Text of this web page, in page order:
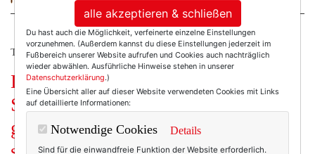
TEXTERELLA PERSÖNLICH.
Die wunderbare Leichtigkeit des
Seins: Was mich im Sommer
glücklich macht. (Und jetzt auch
alle akzeptieren & schließen
Du hast auch die Möglichkeit, verfeinerte einzelne Einstellungen
vorzunehmen. (Außerdem kannst du diese Einstellungen jederzeit im
Fußbereich unserer Website aufrufen und Cookies auch nachträglich
wieder abwählen. Ausführliche Hinweise stehen in unserer
Datenschutzerklärung.)
Eine Übersicht aller auf dieser Website verwendeten Cookies mit Links
auf detaillierte Informationen:
Notwendige Cookies Details
Sind für die einwandfreie Funktion der Website erforderlich.